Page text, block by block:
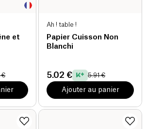
et
€
Ah ! table !
Papier Cuisson Non
Blanchi
5.02 € 5.91 €
Ajouter au panier